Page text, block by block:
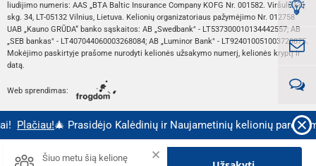
Šiuo metu šią kelionę
Kaina nuo::
Plačiau!🎄 Prasidėjo Kalėdinių ir Naujametinių kelionių
liudijimo numeris: AAS „BTA Baltic Insurance Company KOFG Nr. 001582. Viršuliškių
skg. 34, LT-05132 Vilnius, Lietuva. Kelionių organizatoriaus pažymėjimo Nr. 012758
UAB „Kauno GRŪDA“ banko sąskaitos: AB „Swedbank" - LT537300010134442557; AB
„SEB bankas" - LT407044060003268084; AB „Luminor Bank" - LT924010051003728875.
Mokėjimo paskirtyje prašome nurodyti kelionės užsakymo numerį, kelionės kryptį ir
datą.
Web sprendimas: